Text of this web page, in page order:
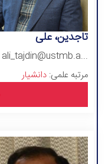
تاجدین، علی
ali_tajdin@ustmb.a...
مرتبه علمی: دانشیار